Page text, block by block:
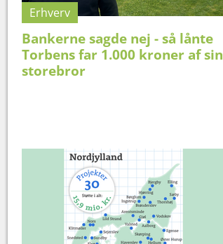
Erhverv
Bankerne sagde nej - så lånte
Torbens far 1.000 kroner af sin
storebror